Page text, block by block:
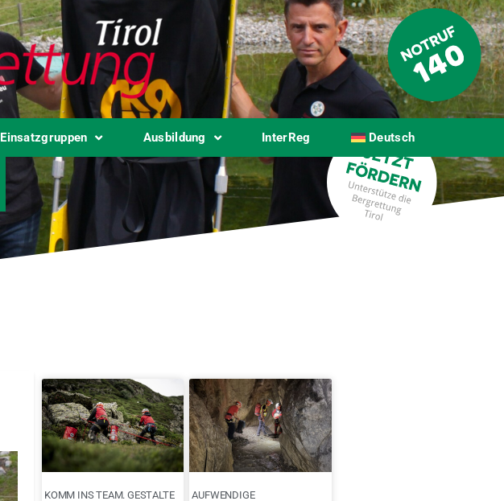
Einsatzgruppen Ausbildung InterReg Deutsch
KOMM INS TEAM. GESTALTE
AUFWENDIGE